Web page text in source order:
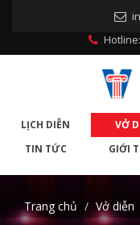
Hotline:
LỊCH DIỄN VỞ
TIN TỨC
GIỚI
Trang chủ Vở diễn